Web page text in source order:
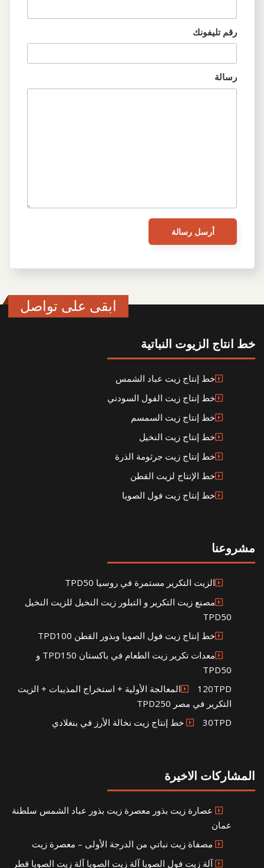
رقم تليفونك
رسالة
ابقى على تواصل
خط انتاج الزيوت النباتية
خط إنتاج زيت عباد الشمس
خط إنتاج زيت الفول السودني
خط إنتاج زيت السمسم
خط إنتاج زيت النخيل
خط إنتاج زيت جرثومة الذرة
خط الإنتاج لزيت القطن
خط إنتاج زيت فول الصويا
مشروعنا
الزيت التكرير مستمرة في روسيا TPD50
مصنع زيت التكرير و التبلور زيت النخيل للزيت النخيل
TPD50
خط إنتاج زيت فول الصويا وبذور القطن TPD100
معدات تكرير زيت الطعام في باكستان TPD150 و
TPD50
120TPDالمعالجة الأولية + استخراج المذيبات + الزيت
التكرير في مصر TPD250
30TPD خط إنتاج زيت نخالة الأرز في بنغلادي
المشاركات الاخيرة
عصارة زيت بذور معصرة زيت بذور عباد الشمس سلطنة
عمان
مصفاة زيت نباتي من الدرجة الأولى – معصرة زيت
آلة زيت فول الصويا آلة زيت الصويا آلة زيت الصويا قطر